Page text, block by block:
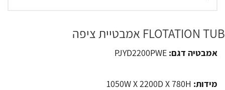
FLOTATION TUB אמבטיית ציפה
אמבטיה דגם:
מידות: 1050W X 2200D X 780H